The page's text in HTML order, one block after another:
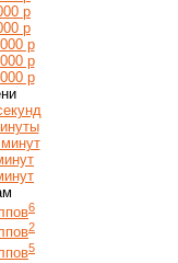
р
р
р
р
р
6
2
5